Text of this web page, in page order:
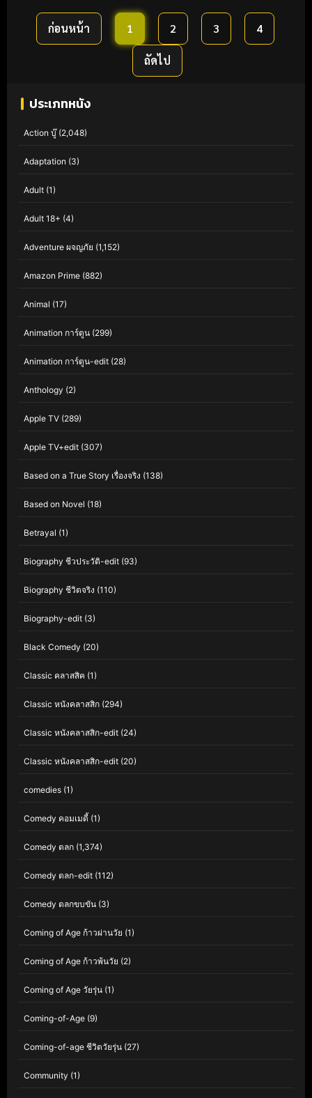
ก่อนหน้า 1 2 3 4
ถัดไป
ประเภทหนัง
Action บู๊(2,048)
Adaptation (3)
Adult (1)
Adult 18+ (4)
Adventure ผจญภัย (1,152)
Amazon Prime (882)
Animal (17)
Animation การ์ตูน (299)
Animation การ์ตูน-edit (28)
Anthology (2)
Apple TV (289)
Apple TV+edit (307)
Based on a True Story เรื่องจริง (138)
Based on Novel (18)
Betrayal (1)
Biography ชีวประวัติ-edit (93)
Biography ชีวิตจริง (110)
Biography-edit (3)
Black Comedy (20)
Classic คลาสสิค (1)
Classic หนังคลาสสิก (294)
Classic หนังคลาสสิก-edit (24)
Classic หนังคลาสสิก-edit (20)
comedies (1)
Comedy คอมเมดี้ (1)
Comedy ตลก (1,374)
Comedy ตลก-edit (112)
Comedy ตลกขบขัน (3)
Coming of Age ก้าวผ่านวัย (1)
Coming of Age ก้าวพ้นวัย (2)
Coming of Age วัยรุ่น (1)
Coming-of-Age (9)
Coming-of-age ชีวิตวัยรุ่น (27)
Community (1)